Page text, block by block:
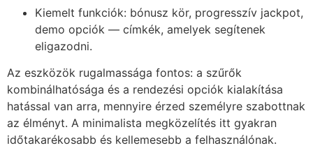
Kiemelt funkciók: bónusz kör, progresszív jackpot,
demo opciók — címkék, amelyek segítenek
eligazodni.
Az eszközök rugalmassága fontos: a szűrők
kombinálhatósága és a rendezési opciók kialakítása
hatással van arra, mennyire érzed személyre szabottnak
az élményt. A minimalista megközelítés itt gyakran
időtakarékosabb és kellemesebb a felhasználónak.